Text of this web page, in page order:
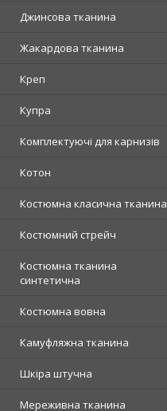
Джинсова тканина
Жакардова тканина
Креп
Купра
Комплектуючі для карнизів
Котон
Костюмна класична тканина
Костюмний стрейч
Костюмна тканина
синтетична
Костюмна вовна
Камуфляжна тканина
Шкіра штучна
Мереживна тканина